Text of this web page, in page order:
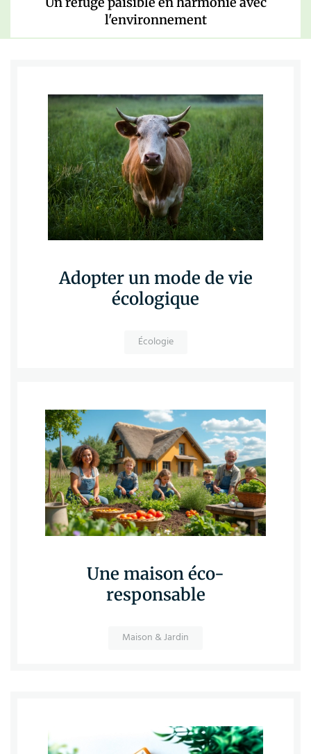
l'environnement
Adopter un mode de vie
écologique
Écologie
Une maison éco-
responsable
Maison & Jardin